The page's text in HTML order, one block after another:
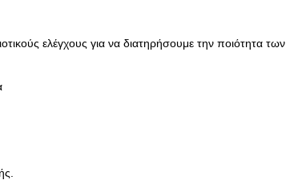
ελέγχους για να διατηρήσουμε την ποιότητα